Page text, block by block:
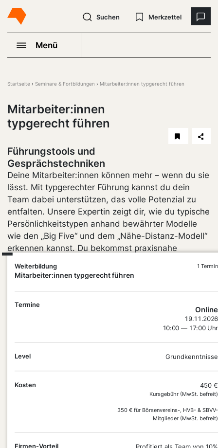
Suchen Merkzettel
Menü
Weiterbildung
Mitarbeiter:innen typgerecht führen
1 Termin
Termine
Online
19.11.2026
10:00 — 17:00 Uhr
Level Grundkenntnisse
Kosten 450 €
Kursgebühr (MwSt. befreit)
350 € für Börsenvereins-, HVB- & SBVV-
Mitglieder (MwSt. befreit)
Firmen-Vorteil
Startseite Seminare & Fortbildungen Mitarbeiter:innen typgerecht führen
Mitarbeiter:innen
typgerecht führen
Führungstools und
Gesprächstechniken
Deine Mitarbeiter:innen können mehr – wenn du sie
lässt. Mit typgerechter Führung kannst du dein
Team dabei unterstützen, das volle Potenzial zu
entfalten. Unsere Expertin zeigt dir, wie du typische
Persönlichkeitstypen anhand bewährter Modelle
wie den „Big Five“ und dem „Nähe-Distanz-Modell“
erkennen kannst. Du bekommst praxisnahe
Hand, um deine Teammitglieder authentisch zu
Leistung deines Teams und gehst souverän mit
PLUS